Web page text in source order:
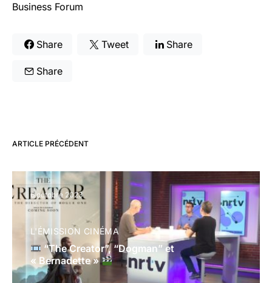
Business Forum
Share Tweet Share
Share
ARTICLE PRÉCÉDENT
6 octobre 2023
L'ÉMISSION CINÉMA
“The Creator”, “Dogman” et
« Bernadette »